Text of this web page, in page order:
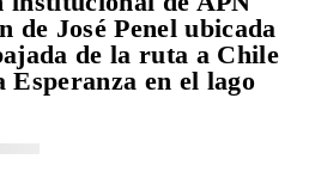
de José Penel ubicada
de la ruta a Chile
en el lago